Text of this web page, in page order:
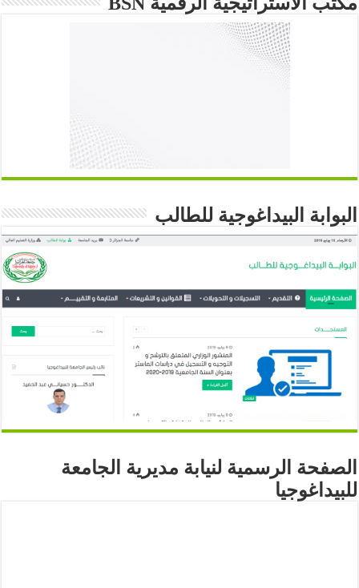
البوابة البيداغوجية للطالب
الصفحة الرسمية لنيابة مديرية الجامعة
للبيداغوجيا